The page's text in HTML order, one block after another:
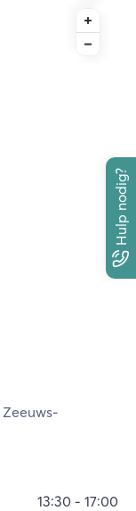
Hulp nodig?
Zeeuws-
13:30 - 17:00